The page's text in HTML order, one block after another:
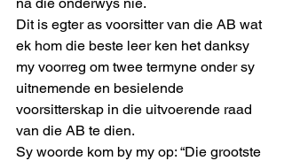
Dit is egter as voorsitter van die AB wat
ek hom die beste leer ken het danksy
my voorreg om twee termyne onder sy
uitnemende en besielende
voorsitterskap in die uitvoerende raad
van die AB te dien.
Sy woorde kom by my op: “Die grootste